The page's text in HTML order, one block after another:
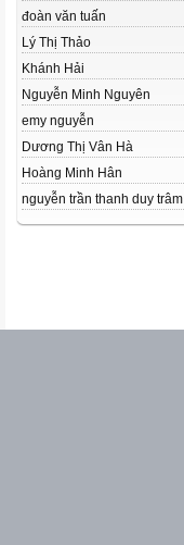
đoàn văn tuấn
Lý Thị Thảo
Khánh Hải
Nguyễn Minh Nguyên
emy nguyễn
Dương Thị Vân Hà
Hoàng Minh Hân
nguyễn trần thanh duy trâm